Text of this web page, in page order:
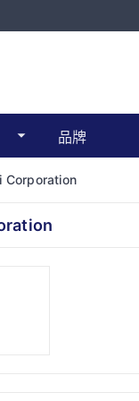
品牌
Corporation